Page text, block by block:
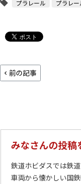
プラレール プラレ
前の記事
みなさんの投稿
鉄道ホビダスでは鉄
車両から懐かしい国